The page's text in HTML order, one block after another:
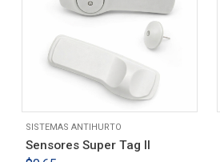
SISTEMAS ANTIHURTO
Sensores Super Tag II